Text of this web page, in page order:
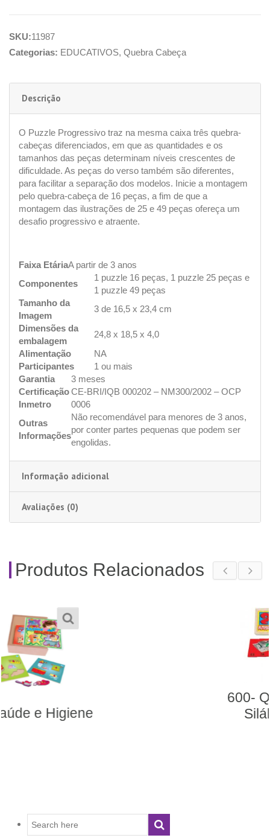
SKU:11987
Categorias: EDUCATIVOS, Quebra Cabeça
Descrição
O Puzzle Progressivo traz na mesma caixa três quebra-
cabeças diferenciados, em que as quantidades e os
tamanhos das peças determinam níveis crescentes de
dificuldade. As peças do verso também são diferentes,
para facilitar a separação dos modelos. Inicie a montagem
pelo quebra-cabeça de 16 peças, a fim de que a
montagem das ilustrações de 25 e 49 peças ofereça um
desafio progressivo e atraente.
Faixa EtáriaA partir de 3 anos
Componentes
1 puzzle 16 peças, 1 puzzle 25 peças e
1 puzzle 49 peças
Tamanho da
Imagem
3 de 16,5 x 23,4 cm
Dimensões da
embalagem
24,8 x 18,5 x 4,0
Alimentação
NA
Participantes
1 ou mais
Garantia
3 meses
Certificação
Inmetro
CE-BRI/IQB 000202 – NM300/2002 – OCP
0006
Outras
Informações
Não recomendável para menores de 3 anos,
por conter partes pequenas que podem ser
engolidas.
Informação adicional
Avaliações (0)
Produtos Relacionados